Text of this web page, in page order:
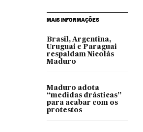
MAIS INFORMAÇÕES
Brasil, Argentina,
Uruguai e Paraguai
respaldam Nicolás
Maduro
Maduro adota
“medidas drásticas”
para acabar com os
protestos